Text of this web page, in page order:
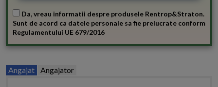
Da, vreau informatii despre produsele Rentrop&Straton.
Sunt de acord ca datele personale sa fie prelucrate conform
Regulamentului UE 679/2016
Angajat Angajator